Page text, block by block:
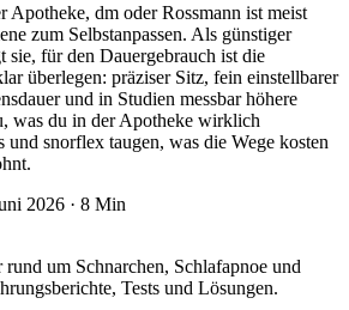
Apotheke, dm oder Rossmann ist meist
zum Selbstanpassen. Als günstiger
sie, für den Dauergebrauch ist die
überlegen: präziser Sitz, fein einstellbarer
und in Studien messbar höhere
was du in der Apotheke wirklich
und snorflex taugen, was die Wege kosten
2026 · 8 Min
um Schnarchen, Schlafapnoe und
Tests und Lösungen.